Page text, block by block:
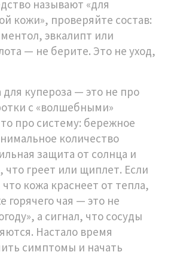
называют «для
кожи», проверяйте состав:
эвкалипт или
— не берите. Это не уход,
купероза — это не про
с «волшебными»
про систему: бережное
количество
защита от солнца и
что греет или щиплет. Если
кожа краснеет от тепла,
горячего чая — это не
а сигнал, что сосуды
Настало время
симптомы и начать